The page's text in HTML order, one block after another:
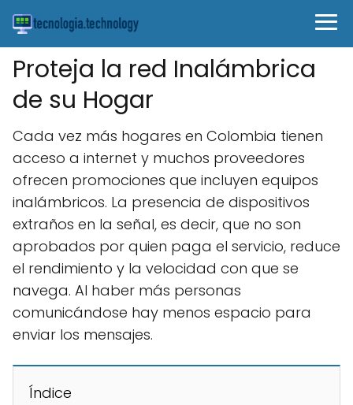
Proteja la red Inalámbrica
de su Hogar
Cada vez más hogares en Colombia tienen
acceso a internet y muchos proveedores
ofrecen promociones que incluyen equipos
inalámbricos. La presencia de dispositivos
extraños en la señal, es decir, que no son
aprobados por quien paga el servicio, reduce
el rendimiento y la velocidad con que se
navega. Al haber más personas
comunicándose hay menos espacio para
enviar los mensajes.
Índice